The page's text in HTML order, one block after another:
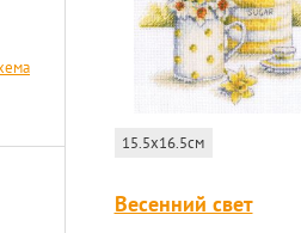
15.5x16.5см
Весенний свет